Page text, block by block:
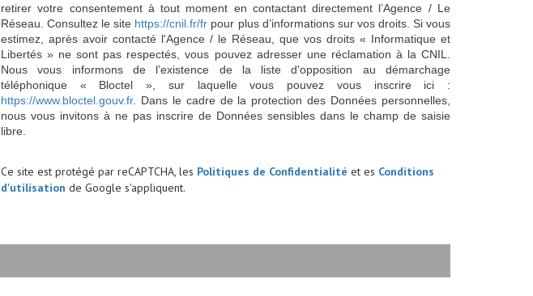
retirer votre consentement à tout moment en contactant directement l’Agence / Le
Réseau. Consultez le site https://cnil.fr/fr pour plus d’informations sur vos droits. Si vous
estimez, après avoir contacté l'Agence / le Réseau, que vos droits « Informatique et
Libertés » ne sont pas respectés, vous pouvez adresser une réclamation à la CNIL.
Nous vous informons de l’existence de la liste d'opposition au démarchage
téléphonique « Bloctel », sur laquelle vous pouvez vous inscrire ici :
https://www.bloctel.gouv.fr. Dans le cadre de la protection des Données personnelles,
nous vous invitons à ne pas inscrire de Données sensibles dans le champ de saisie
libre.
Ce site est protégé par reCAPTCHA, les Politiques de Confidentialité et es Conditions
d'utilisation de Google s'appliquent.